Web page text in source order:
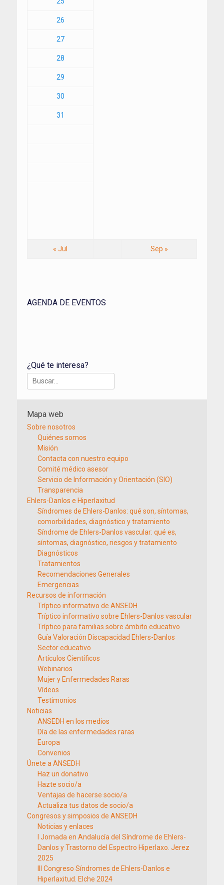
26
27
28
29
30
31
« Jul Sep »
AGENDA DE EVENTOS
¿Qué te interesa?
Buscar:
Mapa web
Sobre nosotros
Quiénes somos
Misión
Contacta con nuestro equipo
Comité médico asesor
Servicio de Información y Orientación (SIO)
Transparencia
Ehlers-Danlos e Hiperlaxitud
Síndromes de Ehlers-Danlos: qué son, síntomas,
comorbilidades, diagnóstico y tratamiento
Síndrome de Ehlers-Danlos vascular: qué es,
síntomas, diagnóstico, riesgos y tratamiento
Diagnósticos
Tratamientos
Recomendaciones Generales
Emergencias
Recursos de información
Tríptico informativo de ANSEDH
Tríptico informativo sobre Ehlers-Danlos vascular
Tríptico para familias sobre ámbito educativo
Guía Valoración Discapacidad Ehlers-Danlos
Sector educativo
Artículos Científicos
Webinarios
Mujer y Enfermedades Raras
Vídeos
Testimonios
Noticias
ANSEDH en los medios
Día de las enfermedades raras
Europa
Convenios
Únete a ANSEDH
Haz un donativo
Hazte socio/a
Ventajas de hacerse socio/a
Actualiza tus datos de socio/a
Congresos y simposios de ANSEDH
Noticias y enlaces
I Jornada en Andalucía del Síndrome de Ehlers-
Danlos y Trastorno del Espectro Hiperlaxo. Jerez
2025
III Congreso Síndromes de Ehlers-Danlos e
Hiperlaxitud. Elche 2024